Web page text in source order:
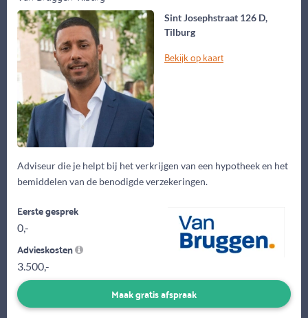
Sint Josephstraat 126 D,
Tilburg
Bekijk op kaart
Adviseur die je helpt bij het verkrijgen van een hypotheek en het
bemiddelen van de benodigde verzekeringen.
Eerste gesprek
0,-
Advieskosten
3.500,-
Maak gratis afspraak